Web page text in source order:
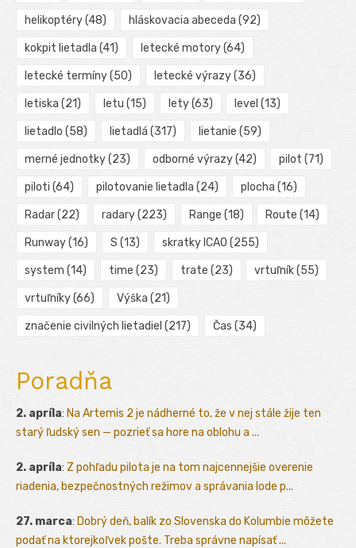
helikoptéry(48) hláskovacia abeceda (92)
kokpit lietadla (41) letecké motory(64)
letecké termíny(50) letecké výrazy(36)
letiska (21) letu (15) lety(63) level (13)
lietadlo (58) lietadlá (317) lietanie (59)
merné jednotky(23) odborné výrazy(42) pilot (71)
piloti (64) pilotovanie lietadla (24) plocha (16)
Radar(22) radary(223) Range (18) Route (14)
Runway(16) S (13) skratky ICAO (255)
system (14) time (23) trate (23) vrtuľník(55)
vrtuľníky(66) Výška (21)
značenie civilných lietadiel (217) Čas (34)
Poradňa
2. apríla: Na Artemis 2 je nádherné to, že v nej stále žije ten
starý ľudský sen — pozrieť sa hore na oblohu a ...
2. apríla: Z pohľadu pilota je na tom najcennejšie overenie
riadenia, bezpečnostných režimov a správania lode p...
27. marca: Dobrý deň, balík zo Slovenska do Kolumbie môžete
podať na ktorejkoľvek pošte. Treba správne napísať ...